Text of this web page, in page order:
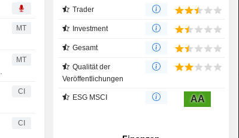
MT
MT
CI
CI
Trader
Investment
Gesamt
Qualität der
Veröffentlichungen
ESG MSCI AA